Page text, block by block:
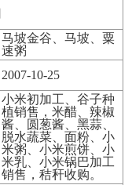
马坡金谷、马坡、粟
速粥
2007-10-25
小米初加工、谷子种
植销售，米醋、辣椒
酱、圆葱酱、黑蒜、
脱水蔬菜、面粉、小
米粥、小米煎饼、小
米乳、小米锅巴加工
销售，秸秆收购。